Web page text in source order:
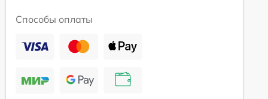
Способы оплаты